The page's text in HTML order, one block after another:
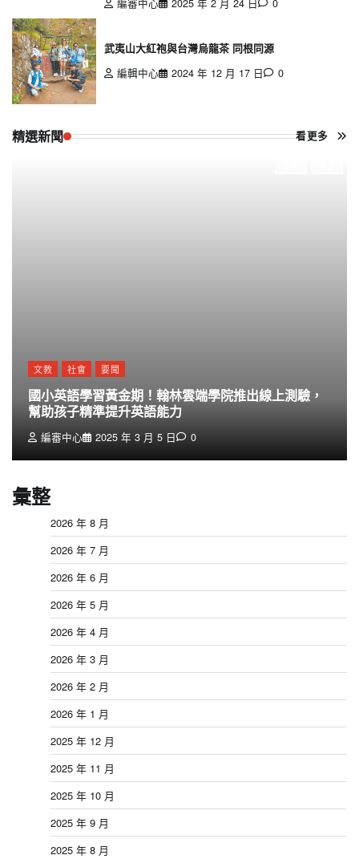
武夷山大紅袍與台灣烏龍茶 同根同源
編輯中心
2024 年 12 月 17 日 0
精選新聞 看更多
文教 社會 要聞
國小英語學習黃金期！翰林雲端學院推出線上測驗，
幫助孩子精準提升英語能力
編審中心 2025 年 3 月 5 日 0
彙整
2026 年 8 月
2026 年 7 月
2026 年 6 月
2026 年 5 月
2026 年 4 月
2026 年 3 月
2026 年 2 月
2026 年 1 月
2025 年 12 月
2025 年 11 月
2025 年 10 月
2025 年 9 月
2025 年 8 月